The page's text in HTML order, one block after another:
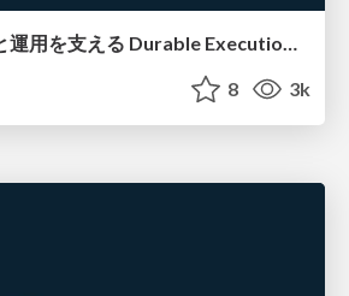
AI Agent の開発と運用を支える Durable Execution #AgentsInProd
8 3k